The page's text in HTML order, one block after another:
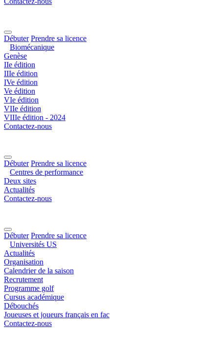
Débuter Prendre sa licence
Biomécanique
Genèse
IIe édition
IIIe édition
IVe édition
Ve édition
VIe édition
VIIe édition
VIIIe édition - 2024
Contactez-nous
Débuter Prendre sa licence
Centres de performance
Deux sites
Actualités
Contactez-nous
Débuter Prendre sa licence
Universités US
Actualités
Organisation
Calendrier de la saison
Recrutement
Programme golf
Cursus académique
Débouchés
Joueuses et joueurs français en fac
Contactez-nous